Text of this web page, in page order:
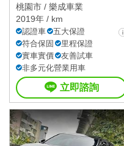
桃園市 / 樂成車業
2019年 / km
認證車
五大保證
符合保固
里程保證
實車實價
友善試車
非多元化營業用車
立即諮詢